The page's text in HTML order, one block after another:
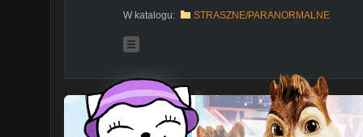
Piona!
Zamów już teraz:
ODWIEDŹ SKLEP TOPOWEJ DYCHY -http://
⓾ ⓽ ⓼… Odliczanie czas zacząć! Dyszka faktów,
raz cię rozbawią, a kiedy indziej wzruszą do łez. Od
wydarzenia, aż do najdziwniejszych wynalazków.
W katalogu: STRASZNE/PARANORMALNE